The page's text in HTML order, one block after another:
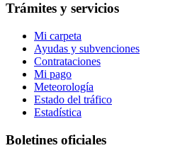
Trámites y servicios
Mi carpeta
Ayudas y subvenciones
Contrataciones
Mi pago
Meteorología
Estado del tráfico
Estadística
Boletines oficiales